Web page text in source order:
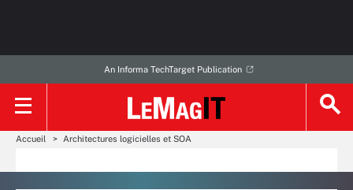
An Informa TechTarget Publication
Accueil Architectures logicielles et SOA